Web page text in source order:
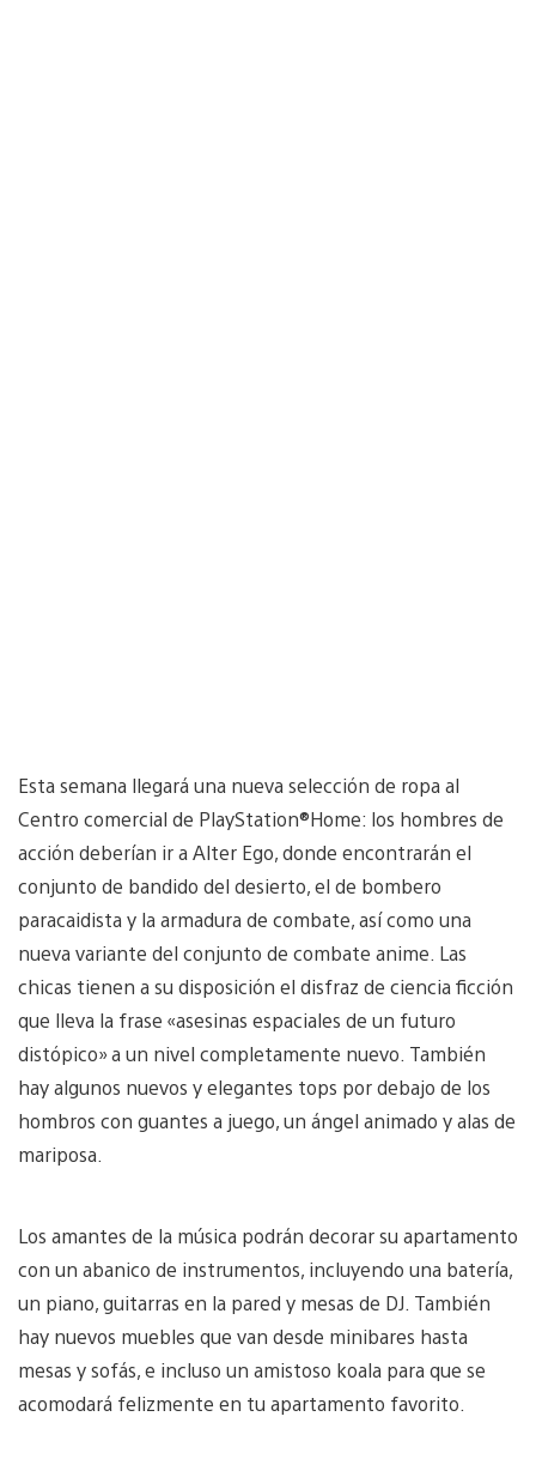
Esta semana llegará una nueva selección de ropa al
Centro comercial de PlayStation®Home: los hombres de
acción deberían ir a Alter Ego, donde encontrarán el
conjunto de bandido del desierto, el de bombero
paracaidista y la armadura de combate, así como una
nueva variante del conjunto de combate anime. Las
chicas tienen a su disposición el disfraz de ciencia ficción
que lleva la frase «asesinas espaciales de un futuro
distópico» a un nivel completamente nuevo. También
hay algunos nuevos y elegantes tops por debajo de los
hombros con guantes a juego, un ángel animado y alas de
mariposa.
Los amantes de la música podrán decorar su apartamento
con un abanico de instrumentos, incluyendo una batería,
un piano, guitarras en la pared y mesas de DJ. También
hay nuevos muebles que van desde minibares hasta
mesas y sofás, e incluso un amistoso koala para que se
acomodará felizmente en tu apartamento favorito.